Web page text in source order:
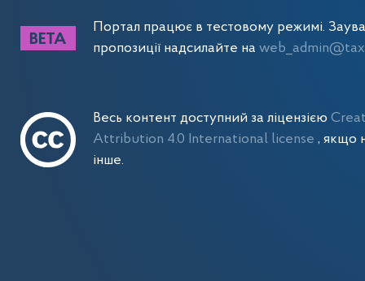
Портал працює в тестовому режимі.
пропозиції надсилайте на
Весь контент доступний за ліцензією
Attribution 4.0 International license, якщо
інше.